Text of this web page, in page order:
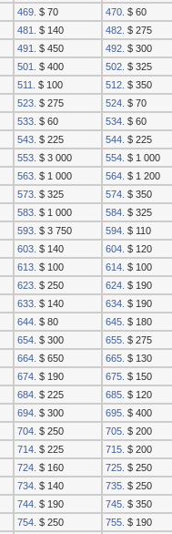
469. $ 70 470. $ 60
481. $ 140 482. $ 275
491. $ 450 492. $ 300
501. $ 400 502. $ 325
511. $ 100 512. $ 350
523. $ 275 524. $ 70
533. $ 60 534. $ 60
543. $ 225 544. $ 225
553. $ 3 000 554. $ 1 000
563. $ 1 000 564. $ 1 200
573. $ 325 574. $ 350
583. $ 1 000 584. $ 325
593. $ 3 750 594. $ 110
603. $ 140 604. $ 120
613. $ 100 614. $ 100
623. $ 250 624. $ 190
633. $ 140 634. $ 190
644. $ 80 645. $ 180
654. $ 300 655. $ 275
664. $ 650 665. $ 130
674. $ 190 675. $ 150
684. $ 225 685. $ 120
694. $ 300 695. $ 400
704. $ 250 705. $ 200
714. $ 225 715. $ 200
724. $ 160 725. $ 250
734. $ 140 735. $ 250
744. $ 190 745. $ 350
754. $ 250 755. $ 190